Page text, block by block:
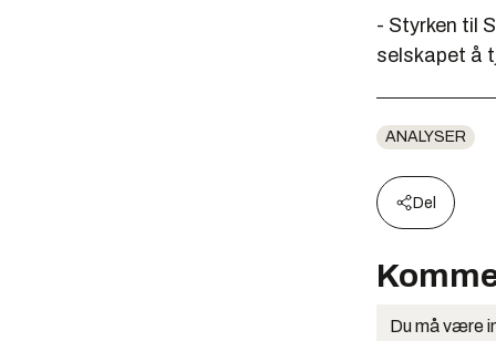
- Styrken til
selskapet å
ANALYSER
Del
Du må være